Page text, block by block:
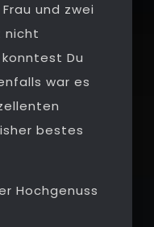
und zwei
nicht
Du
war es
bestes
Hochgenuss